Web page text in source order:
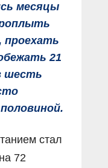
месяцы
проехать
21
шесть
стал
72